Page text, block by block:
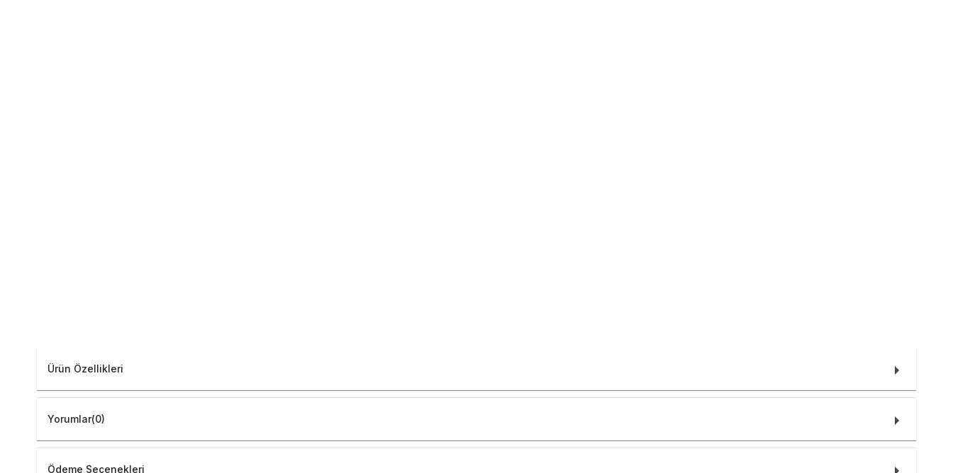
Ürün Özellikleri
Yorumlar(0)
Ödeme Seçenekleri